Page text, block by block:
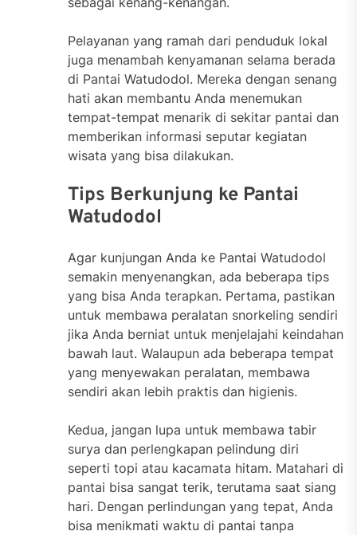
Pelayanan yang ramah dari penduduk lokal
juga menambah kenyamanan selama berada
di Pantai Watudodol. Mereka dengan senang
hati akan membantu Anda menemukan
tempat-tempat menarik di sekitar pantai dan
memberikan informasi seputar kegiatan
wisata yang bisa dilakukan.
Tips Berkunjung ke Pantai
Watudodol
Agar kunjungan Anda ke Pantai Watudodol
semakin menyenangkan, ada beberapa tips
yang bisa Anda terapkan. Pertama, pastikan
untuk membawa peralatan snorkeling sendiri
jika Anda berniat untuk menjelajahi keindahan
bawah laut. Walaupun ada beberapa tempat
yang menyewakan peralatan, membawa
sendiri akan lebih praktis dan higienis.
Kedua, jangan lupa untuk membawa tabir
surya dan perlengkapan pelindung diri
seperti topi atau kacamata hitam. Matahari di
pantai bisa sangat terik, terutama saat siang
hari. Dengan perlindungan yang tepat, Anda
bisa menikmati waktu di pantai tanpa